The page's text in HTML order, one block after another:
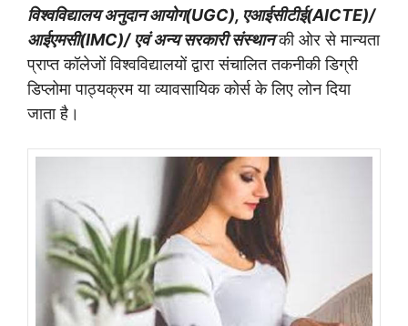
विश्वविद्यालय अनुदान आयोग(UGC), एआईसीटीई(AICTE)/
आईएमसी(IMC)/ एवं अन्य सरकारी संस्थानकी ओर से मान्यता
प्राप्त कॉलेजों विश्वविद्यालयों द्वारा संचालित तकनीकी डिग्री
डिप्लोमा पाठ्यक्रम या व्यावसायिक कोर्स के लिए लोन दिया
जाता है।